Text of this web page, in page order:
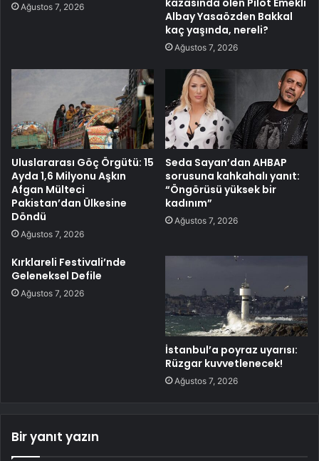
Ağustos 7, 2026
Albay Yasaözden Bakkal
kaç yaşında, nereli?
Ağustos 7, 2026
Uluslararası Göç Örgütü: 15
Ayda 1,6 Milyonu Aşkın
Afgan Mülteci
Pakistan’dan Ülkesine
Döndü
Ağustos 7, 2026
Seda Sayan’dan AHBAP
sorusuna kahkahalı yanıt:
“Öngörüsü yüksek bir
kadınım”
Ağustos 7, 2026
Kırklareli Festivali’nde
Geleneksel Defile
Ağustos 7, 2026
İstanbul’a poyraz uyarısı:
Rüzgar kuvvetlenecek!
Ağustos 7, 2026
Bir yanıt yazın